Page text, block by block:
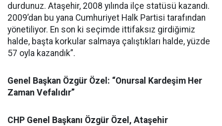
durdunuz. Ataşehir, 2008 yılında ilçe statüsü kazandı.
2009’dan bu yana Cumhuriyet Halk Partisi tarafından
yönetiliyor. En son ki seçimde ittifaksız girdiğimiz
halde, başta korkular salmaya çalıştıkları halde, yüzde
57 oyla kazandık”.
Genel Başkan Özgür Özel: “Onursal Kardeşim Her
Zaman Vefalıdır”
CHP Genel Başkanı Özgür Özel, Ataşehir